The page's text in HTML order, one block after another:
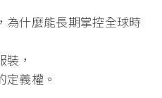
為什麼能長期掌控全球時
，
義權。